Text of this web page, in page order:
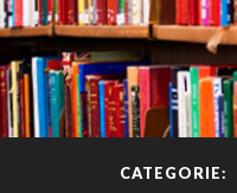
CATEGORIE: